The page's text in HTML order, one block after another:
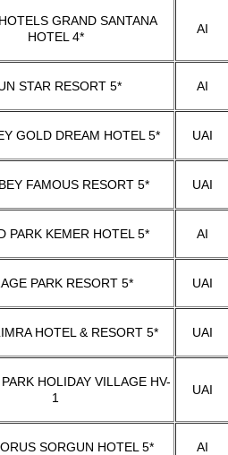
GRAND SANTANA
HOTEL 4*
AI
STAR RESORT 5* AI
GOLD DREAM HOTEL 5* UAI
FAMOUS RESORT 5* UAI
PARK KEMER HOTEL 5* AI
PARK RESORT 5* UAI
HOTEL & RESORT 5* UAI
HOLIDAY VILLAGE HV-
1
UAI
SORGUN HOTEL 5* AI